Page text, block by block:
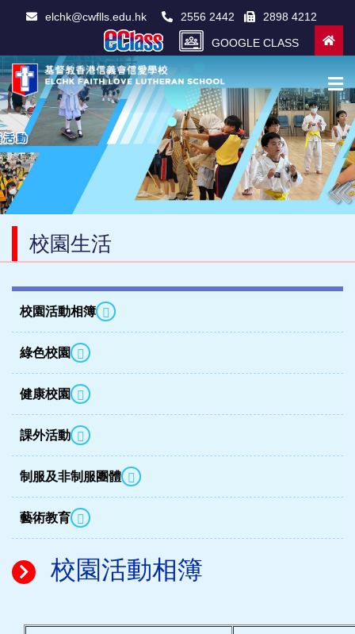
elchk@cwflls.edu.hk 2556 2442 2898 4212
GOOGLE CLASS
校園生活
校園活動相簿
綠色校園
健康校園
課外活動
制服及非制服團體
藝術教育
校園活動相簿